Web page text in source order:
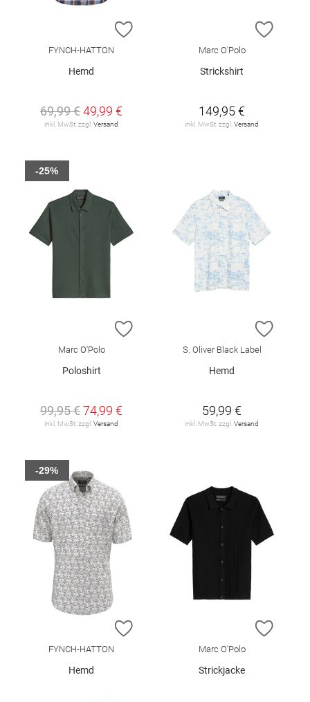
ZUR WUNSCHLISTE HINZUFÜGEN
FYNCH-HATTON
Hemd
69,99 €49,99 €
inkl. MwSt. zzgl.Versand
ZUR
Marc O'Polo
Strickshirt
149,95 €
inkl. MwSt. zzgl.Versand
ZUR WUNSCHLISTE HINZUFÜGEN
Marc O'Polo
Poloshirt
99,95 €74,99 €
inkl. MwSt. zzgl.Versand
-25%
ZUR
S. Oliver Black Label
Hemd
59,99 €
inkl. MwSt. zzgl.Versand
ZUR WUNSCHLISTE HINZUFÜGEN
FYNCH-HATTON
Hemd
-29%
ZUR
Marc O'Polo
Strickjacke